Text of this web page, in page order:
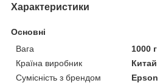
Характеристики
Основні
Вага
1000 г
Країна виробник
Китай
Сумісність з брендом
Epson